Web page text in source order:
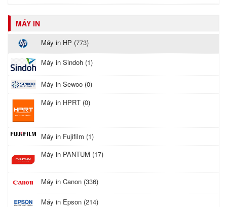
MÁY IN
Máy in HP (773)
Máy in Sindoh (1)
Máy in Sewoo (0)
Máy in HPRT (0)
Máy in Fujifilm (1)
Máy in PANTUM (17)
Máy in Canon (336)
Máy in Epson (214)